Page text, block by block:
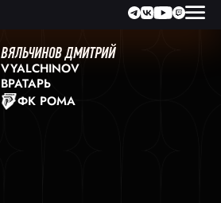
ВЯЛЬЧИНОВ ДМИТРИЙ
VYALCHINOV
ВРАТАРЬ
ФК РОМА